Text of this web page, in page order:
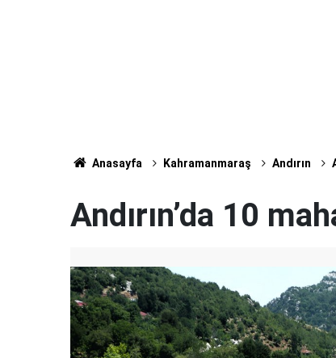
Anasayfa Kahramanmaraş Andırın
Andırın’da 10